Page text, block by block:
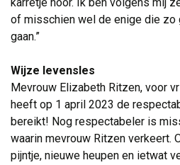
of misschien wel de enige die zo
gaan.”
Wijze levensles
Mevrouw Elizabeth Ritzen, voor
heeft op 1 april 2023 de
bereikt! Nog respectabeler is
waarin mevrouw Ritzen verkeert.
pijntje, nieuwe heupen en ietwat